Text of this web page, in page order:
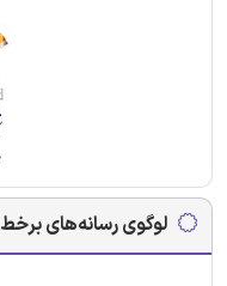
لوگوی رسانه‌های برخط